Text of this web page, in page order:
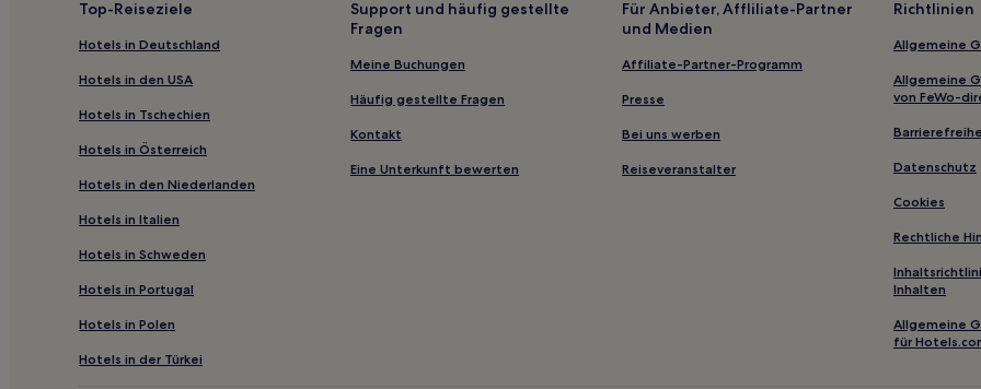
Top-Reiseziele
Hotels in Deutschland
Hotels in den USA
Hotels in Tschechien
Hotels in Österreich
Hotels in den Niederlanden
Hotels in Italien
Hotels in Schweden
Hotels in Portugal
Hotels in Polen
Hotels in der Türkei
Support und häufig gestellte
Fragen
Meine Buchungen
Häufig gestellte Fragen
Kontakt
Eine Unterkunft bewerten
Für Anbieter, Affliliate-Partner
und Medien
Affiliate-Partner-Programm
Presse
Bei uns werben
Reiseveranstalter
Richtlinien
Allgemeine
Allgemeine
von FeWo-
Datenschutz
Cookies
Rechtliche
Inhalten
Allgemeine
für